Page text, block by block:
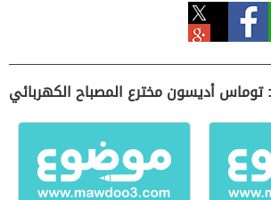
أديسون مخترع المصباح الكهربائي